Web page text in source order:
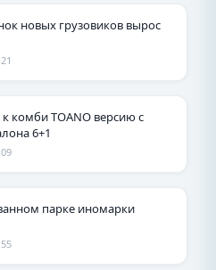
новых грузовиков вырос
комби TOANO версию с
6+1
парке иномарки